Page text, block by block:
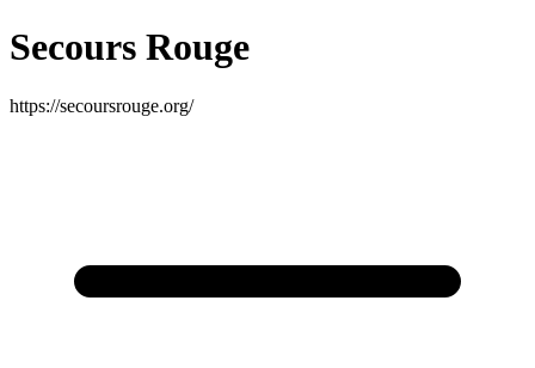
Secours Rouge
https://secoursrouge.org/